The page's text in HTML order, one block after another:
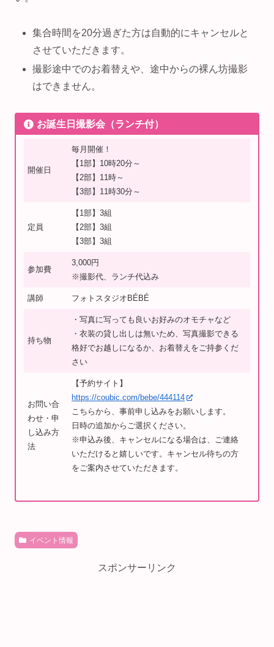
集合時間を20分過ぎた方は自動的にキャンセルと
させていただきます。
撮影途中でのお着替えや、途中からの裸ん坊撮影
はできません。
お誕生日撮影会（ランチ付）
開催日
毎月開催！
【1部】10時20分～
【2部】11時～
【3部】11時30分～
定員
【1部】3組
【2部】3組
【3部】3組
参加費
3,000円
※撮影代、ランチ代込み
講師 フォトスタジオBÉBÉ
持ち物
・写真に写っても良いお好みのオモチャなど
・衣装の貸し出しは無いため、写真撮影できる
格好でお越しになるか、お着替えをご持参くだ
さい
お問い合
わせ・申
し込み方
法
【予約サイト】
https://coubic.com/bebe/444114
こちらから、事前申し込みをお願いします。
日時の追加からご選択ください。
※申込み後、キャンセルになる場合は、ご連絡
いただけると嬉しいです。キャンセル待ちの方
をご案内させていただきます。
イベント情報
スポンサーリンク